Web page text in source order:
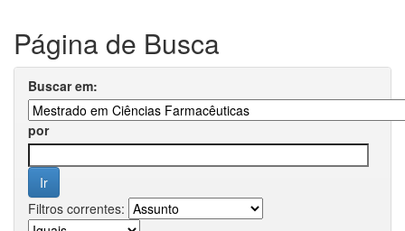
Página de Busca
Buscar em:
por
Filtros correntes: